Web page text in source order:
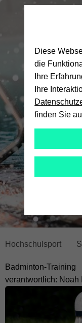
skip
navigation
to
Hochschulsport
Badminton-Training
verantwortlich: Noah
Diese
die
Ihre
Ihre
finden Sie